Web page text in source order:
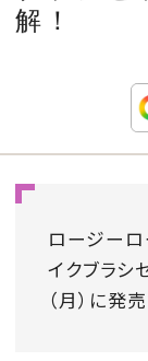
WEDDING
FORTUNE
SDGs
解！
ロージーロ
イクブラシ
（月）に発